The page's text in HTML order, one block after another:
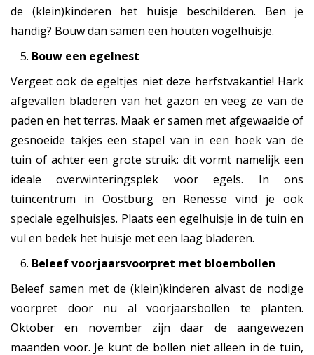
de (klein)kinderen het huisje beschilderen. Ben je
handig? Bouw dan samen een houten vogelhuisje.
Bouw een egelnest
Vergeet ook de egeltjes niet deze herfstvakantie! Hark
afgevallen bladeren van het gazon en veeg ze van de
paden en het terras. Maak er samen met afgewaaide of
gesnoeide takjes een stapel van in een hoek van de
tuin of achter een grote struik: dit vormt namelijk een
ideale overwinteringsplek voor egels. In ons
tuincentrum in Oostburg en Renesse vind je ook
speciale egelhuisjes. Plaats een egelhuisje in de tuin en
vul en bedek het huisje met een laag bladeren.
Beleef voorjaarsvoorpret met bloembollen
Beleef samen met de (klein)kinderen alvast de nodige
voorpret door nu al voorjaarsbollen te planten.
Oktober en november zijn daar de aangewezen
maanden voor. Je kunt de bollen niet alleen in de tuin,